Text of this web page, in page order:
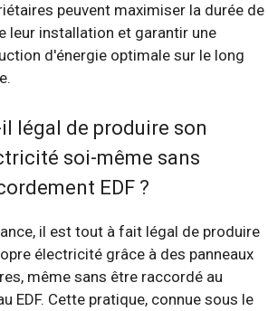
peuvent maximiser la durée de
leur installation et garantir une
d'énergie optimale sur le long
légal de produire son
soi-même sans
EDF ?
il est tout à fait légal de produire
électricité grâce à des panneaux
même sans être raccordé au
EDF. Cette pratique, connue sous le